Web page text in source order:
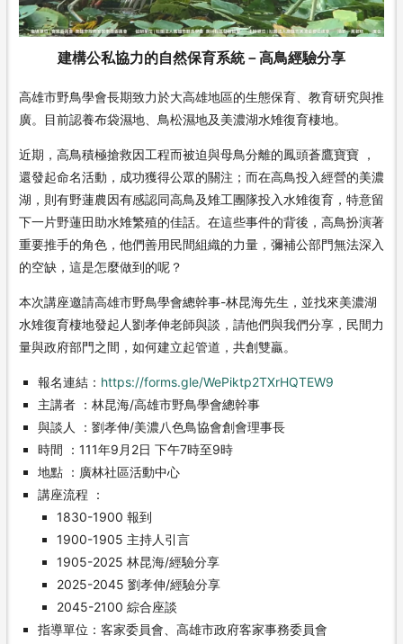
建構公私協力的自然保育系統－高鳥經驗分享
高雄市野鳥學會長期致力於大高雄地區的生態保育、教育研究與推
廣。目前認養布袋濕地、鳥松濕地及美濃湖水雉復育棲地。
近期，高鳥積極搶救因工程而被迫與母鳥分離的鳳頭蒼鷹寶寶 ，
還發起命名活動，成功獲得公眾的關注；而在高鳥投入經營的美濃
湖，則有野蓮農因有感認同高鳥及雉工團隊投入水雉復育，特意留
下一片野蓮田助水雉繁殖的佳話。在這些事件的背後，高鳥扮演著
重要推手的角色，他們善用民間組織的力量，彌補公部門無法深入
的空缺，這是怎麼做到的呢？
本次講座邀請高雄市野鳥學會總幹事-林昆海先生，並找來美濃湖
水雉復育棲地發起人劉孝伸老師與談，請他們與我們分享，民間力
量與政府部門之間，如何建立起管道，共創雙贏。
報名連結： https://forms.gle/WePiktp2TXrHQTEW9
主講者 ：林昆海/高雄市野鳥學會總幹事
與談人 ：劉孝伸/美濃八色鳥協會創會理事長
時間 ：111年9月2日 下午7時至9時
地點 ：廣林社區活動中心
講座流程 ：
1830-1900 報到
1900-1905 主持人引言
1905-2025 林昆海/經驗分享
2025-2045 劉孝伸/經驗分享
2045-2100 綜合座談
指導單位：客家委員會、高雄市政府客家事務委員會